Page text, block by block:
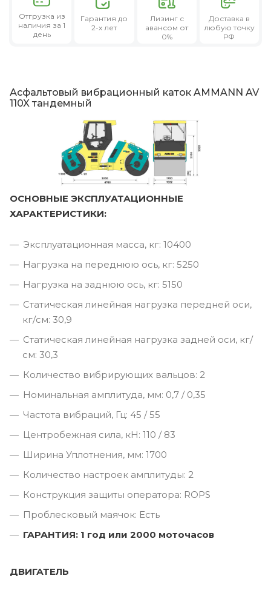
Отгрузка из
наличия за 1
день
Гарантия до
2-х лет
Лизингс
авансом от
0%
Доставка в
любую точку
РФ
Асфальтовый вибрационный каток AMMANN AV
110X тандемный
ОСНОВНЫЕ ЭКСПЛУАТАЦИОННЫЕ
ХАРАКТЕРИСТИКИ:
Эксплуатационная масса, кг: 10400
Нагрузка на переднюю ось, кг: 5250
Нагрузка на заднюю ось, кг: 5150
Статическая линейная нагрузка передней оси,
кг/см: 30,9
Статическая линейная нагрузка задней оси, кг/
см: 30,3
Количество вибрирующих вальцов: 2
Номинальная амплитуда, мм: 0,7 / 0,35
Частота вибраций, Гц: 45 / 55
Центробежная сила, кН: 110 / 83
Ширина Уплотнения, мм: 1700
Количество настроек амплитуды: 2
Конструкция защиты оператора: ROPS
Проблесковый маячок: Есть
ГАРАНТИЯ: 1 год или 2000 моточасов
ДВИГАТЕЛЬ